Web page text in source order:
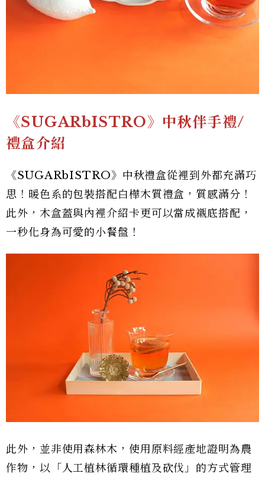
《SUGARbISTRO》中秋伴手禮/
禮盒介紹
《SUGARbISTRO》中秋禮盒從裡到外都充滿巧
思！暖色系的包裝搭配白樺木質禮盒，質感滿分！
此外，木盒蓋與內裡介紹卡更可以當成襯底搭配，
一秒化身為可愛的小餐盤！
此外，並非使用森林木，使用原料經產地證明為農
作物，以「人工植林循環種植及砍伐」的方式管理